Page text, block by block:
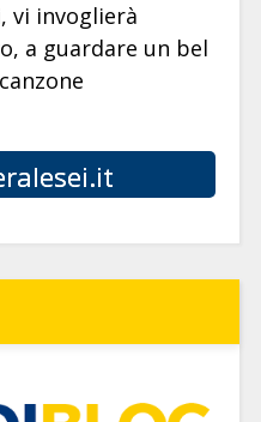
vi invoglierà
a guardare un bel